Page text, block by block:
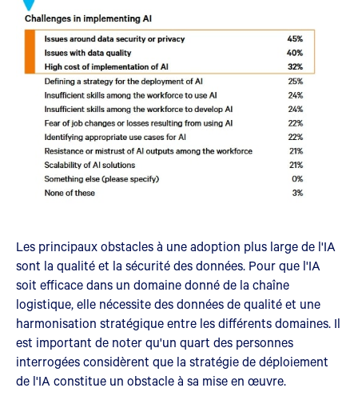
Les principaux obstacles à une adoption plus large de l'IA
sont la qualité et la sécurité des données. Pour que l'IA
soit efficace dans un domaine donné de la chaîne
logistique, elle nécessite des données de qualité et une
harmonisation stratégique entre les différents domaines. Il
est important de noter qu'un quart des personnes
interrogées considèrent que la stratégie de déploiement
de l'IA constitue un obstacle à sa mise en œuvre.